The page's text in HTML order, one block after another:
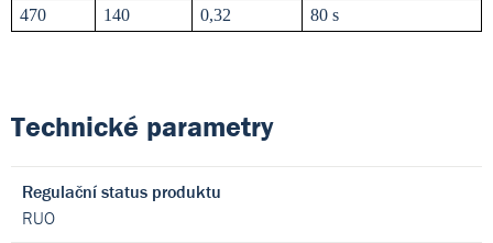
470
140 0,32 80 s
Technické parametry
Regulační status produktu
RUO